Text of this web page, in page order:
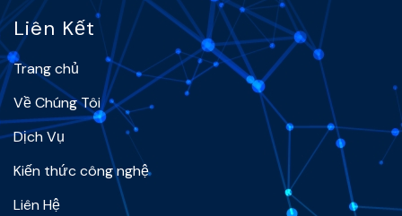
Liên Kết
Trang chủ
Về Chúng Tôi
Dịch Vụ
Kiến thức công nghệ
Liên Hệ